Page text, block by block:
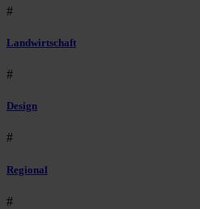
#
Landwirtschaft
#
Design
#
Regional
#